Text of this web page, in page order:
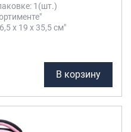
1(шт.)
х 19 х 35,5 см"
В корзину